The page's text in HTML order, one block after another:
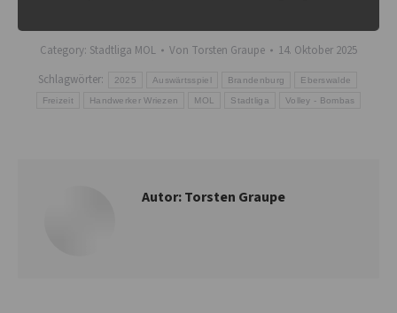
Category: Stadtliga MOL Von Torsten Graupe
14. Oktober 2025
Schlagwörter:
2025 Auswärtsspiel Brandenburg Eberswalde
Freizeit Handwerker Wriezen MOL Stadtliga Volley - Bombas
Autor:Torsten Graupe